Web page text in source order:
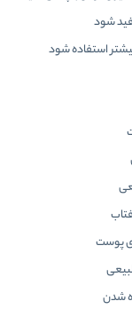
پوست
شدن